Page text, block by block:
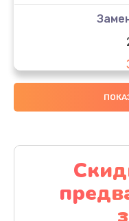
Замена
Замена